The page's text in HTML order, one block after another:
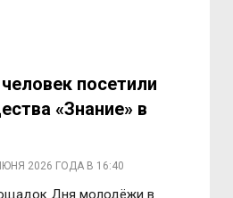
посетили
«Знание» в
2026 ГОДА В 16:40